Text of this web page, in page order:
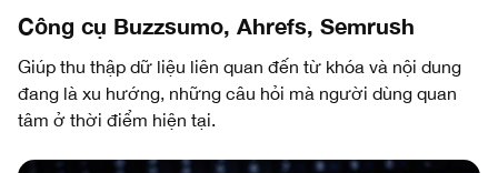
Công cụ Buzzsumo, Ahrefs, Semrush
Giúp thu thập dữ liệu liên quan đến từ khóa và nội dung
đang là xu hướng, những câu hỏi mà người dùng quan
tâm ở thời điểm hiện tại.